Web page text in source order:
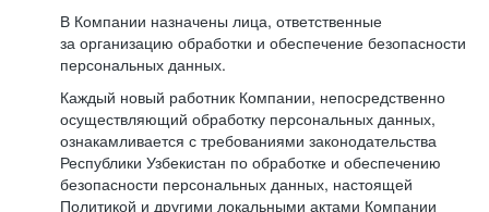
В Компании назначены лица, ответственные
за организацию обработки и обеспечение безопасности
персональных данных.
Каждый новый работник Компании, непосредственно
осуществляющий обработку персональных данных,
ознакамливается с требованиями законодательства
Республики Узбекистан по обработке и обеспечению
безопасности персональных данных, настоящей
Политикой и другими локальными актами Компании